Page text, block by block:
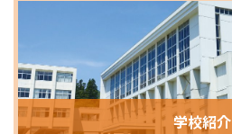
学校紹介